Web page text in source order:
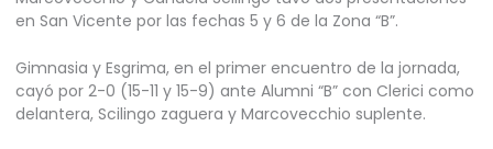
en San Vicente por las fechas 5 y 6 de la Zona “B”.
Gimnasia y Esgrima, en el primer encuentro de la jornada,
cayó por 2-0 (15-11 y 15-9) ante Alumni “B” con Clerici como
delantera, Scilingo zaguera y Marcovecchio suplente.